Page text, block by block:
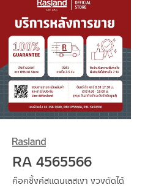
RA 4565566
ก๊อกซิ้งค์สแตนเลสเงา งวงดัดได้